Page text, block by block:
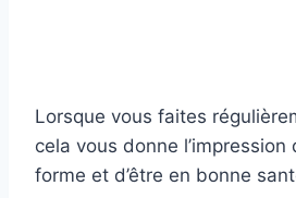
Lorsque vous faites
cela vous donne l’impression
forme et d’être en bonne